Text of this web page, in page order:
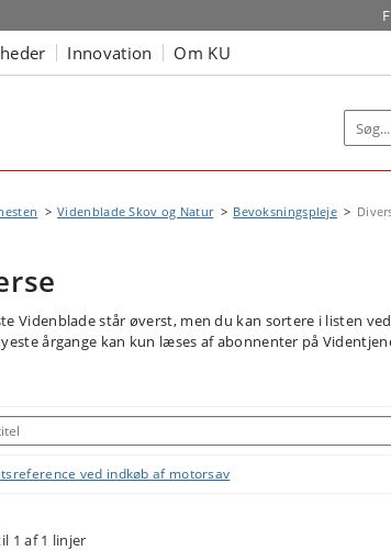
Innovation Om KU
Videnblade Skov og Natur Bevoksningspleje
Videnblade står øverst, men du kan sortere i listen
årgange kan kun læses af abonnenter på
ved indkøb af motorsav
1 af 1 linjer